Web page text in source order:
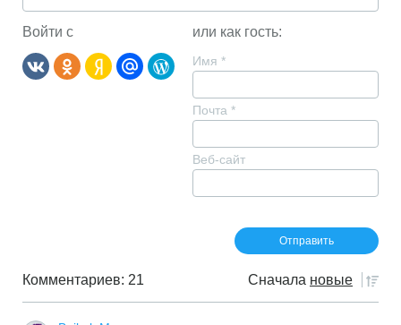
Войти с или как гость:
Имя *
Почта *
Веб-сайт
Комментариев: 21 Сначала новые